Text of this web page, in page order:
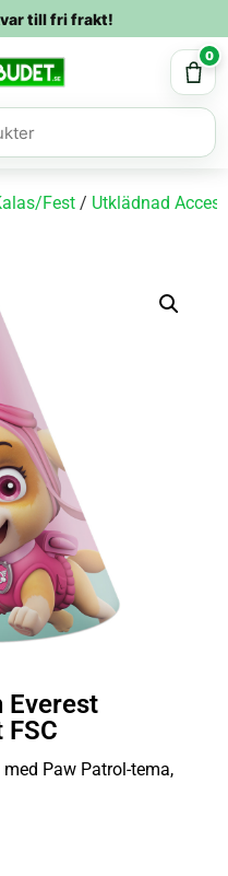
till fri frakt!
0
Fest / Utklädnad
Everest
Paw Patrol-tema,